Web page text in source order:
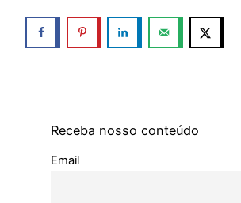
Receba nosso conteúdo
Email